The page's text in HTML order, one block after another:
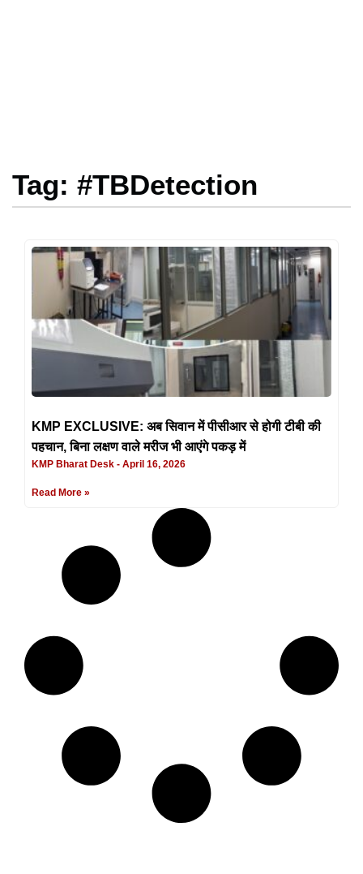
Tag: #TBDetection
KMP EXCLUSIVE: अब सिवान में पीसीआर से होगी टीबी की
पहचान, बिना लक्षण वाले मरीज भी आएंगे पकड़ में
KMP Bharat Desk April 16, 2026
Read More »